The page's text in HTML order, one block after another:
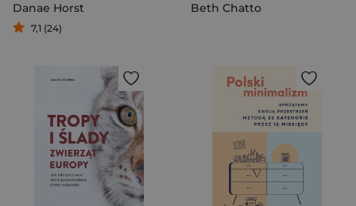
Danae Horst
7,1 (24)
Beth Chatto